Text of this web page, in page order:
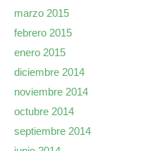
marzo 2015
febrero 2015
enero 2015
diciembre 2014
noviembre 2014
octubre 2014
septiembre 2014